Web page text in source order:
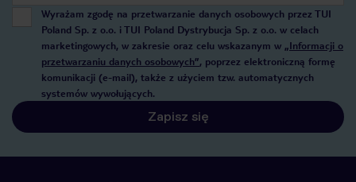
Wyrażam zgodę na przetwarzanie danych osobowych przez TUI
Poland Sp. z o.o. i TUI Poland Dystrybucja Sp. z o.o. w celach
marketingowych, w zakresie oraz celu wskazanym w „Informacji o
przetwarzaniu danych osobowych”, poprzez elektroniczną formę
komunikacji (e-mail), także z użyciem tzw. automatycznych
systemów wywołujących.
Zapisz się